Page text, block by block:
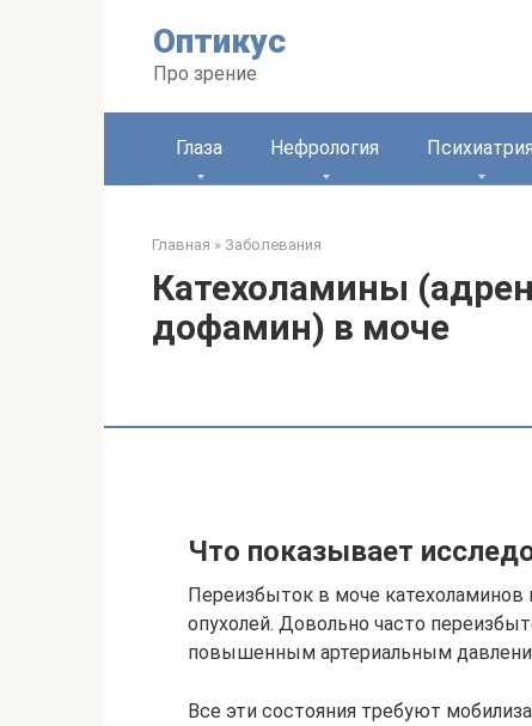
Оптикус
Про зрение
Глаза Нефрология Психиатрия
Главная » Заболевания
Катехоламины
дофамин) в моче
Что показывает
Переизбыток в моче
опухолей. Довольно часто
повышенным артериальным
Все эти состояния требуют